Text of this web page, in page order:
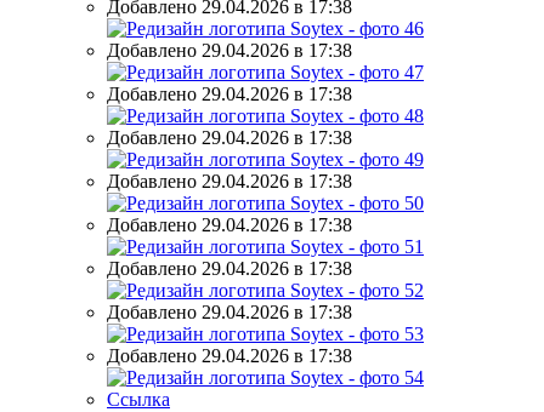
Добавлено 29.04.2026 в 17:38
Добавлено 29.04.2026 в 17:38
Добавлено 29.04.2026 в 17:38
Добавлено 29.04.2026 в 17:38
Добавлено 29.04.2026 в 17:38
Добавлено 29.04.2026 в 17:38
Добавлено 29.04.2026 в 17:38
Добавлено 29.04.2026 в 17:38
Добавлено 29.04.2026 в 17:38
Ссылка